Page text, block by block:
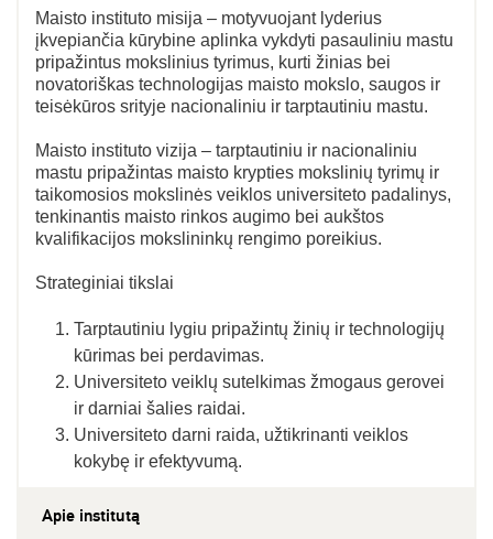
Maisto instituto misija – motyvuojant lyderius
įkvepiančia kūrybine aplinka vykdyti pasauliniu mastu
pripažintus mokslinius tyrimus, kurti žinias bei
novatoriškas technologijas maisto mokslo, saugos ir
teisėkūros srityje nacionaliniu ir tarptautiniu mastu.
Maisto instituto vizija – tarptautiniu ir nacionaliniu
mastu pripažintas maisto krypties mokslinių tyrimų ir
taikomosios mokslinės veiklos universiteto padalinys,
tenkinantis maisto rinkos augimo bei aukštos
kvalifikacijos mokslininkų rengimo poreikius.
Strateginiai tikslai
Tarptautiniu lygiu pripažintų žinių ir technologijų
kūrimas bei perdavimas.
Universiteto veiklų sutelkimas žmogaus gerovei
ir darniai šalies raidai.
Universiteto darni raida, užtikrinanti veiklos
kokybę ir efektyvumą.
Apie institutą